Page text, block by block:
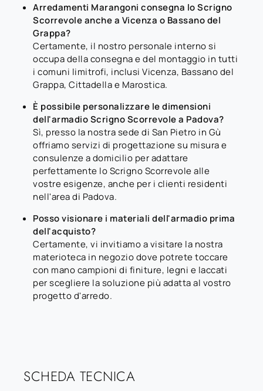
Arredamenti Marangoni consegna lo Scrigno
Scorrevole anche a Vicenza o Bassano del
Grappa?
Certamente, il nostro personale interno si
occupa della consegna e del montaggio in tutti
i comuni limitrofi, inclusi Vicenza, Bassano del
Grappa, Cittadella e Marostica.
È possibile personalizzare le dimensioni
dell'armadio Scrigno Scorrevole a Padova?
Sì, presso la nostra sede di San Pietro in Gù
offriamo servizi di progettazione su misura e
consulenze a domicilio per adattare
perfettamente lo Scrigno Scorrevole alle
vostre esigenze, anche per i clienti residenti
nell'area di Padova.
Posso visionare i materiali dell'armadio prima
dell'acquisto?
Certamente, vi invitiamo a visitare la nostra
materioteca in negozio dove potrete toccare
con mano campioni di finiture, legni e laccati
per scegliere la soluzione più adatta al vostro
progetto d'arredo.
SCHEDA TECNICA